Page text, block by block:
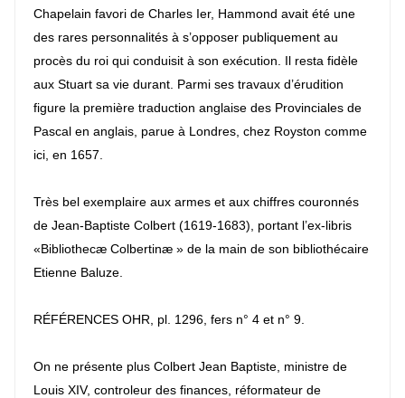
Chapelain favori de Charles Ier, Hammond avait été une
des rares personnalités à s’opposer publiquement au
procès du roi qui conduisit à son exécution. Il resta fidèle
aux Stuart sa vie durant. Parmi ses travaux d’érudition
figure la première traduction anglaise des Provinciales de
Pascal en anglais, parue à Londres, chez Royston comme
ici, en 1657.
Très bel exemplaire aux armes et aux chiffres couronnés
de Jean-Baptiste Colbert (1619-1683), portant l’ex-libris
«Bibliothecæ Colbertinæ » de la main de son bibliothécaire
Etienne Baluze.
RÉFÉRENCES OHR, pl. 1296, fers n° 4 et n° 9.
On ne présente plus Colbert Jean Baptiste, ministre de
Louis XIV, controleur des finances, réformateur de